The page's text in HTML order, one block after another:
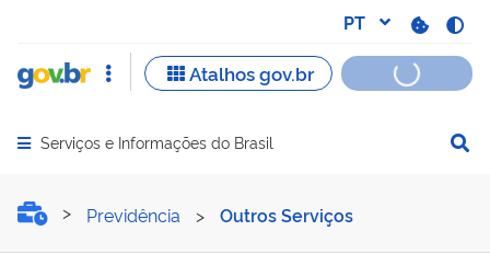
Abrir menu principal de navegação
Serviços e Informações do Brasil
Solicitar Transferência
Previdência > Outros Serviços